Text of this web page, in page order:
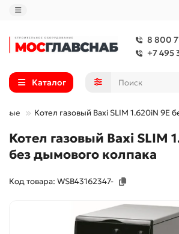
8 800
+7 495
Каталог
Котел газовый Baxi SLIM 1.620iN 9E
Котел газовый Baxi SLIM
без дымового колпака
Код товара: WSB43162347-